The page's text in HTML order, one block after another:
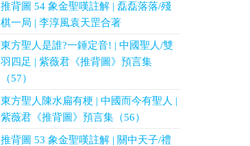
推背圖 54 象金聖嘆註解 | 磊磊落落/殘
棋一局 | 李淳風袁天罡合著
東方聖人是誰?一錘定音! | 中國聖人/雙
羽四足 | 紫薇君《推背圖》預言集
（57）
東方聖人陳水扁有梗 | 中國而今有聖人 |
紫薇君《推背圖》預言集（56）
推背圖 53 象金聖嘆註解 | 關中天子/禮